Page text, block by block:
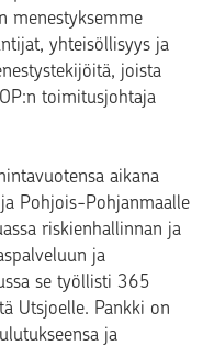
menestyksemme
yhteisöllisyys ja
joista
toimitusjohtaja
aikana
Pohjois-Pohjanmaalle
riskienhallinnan ja
ja
se työllisti 365
Utsjoelle. Pankki on
ja